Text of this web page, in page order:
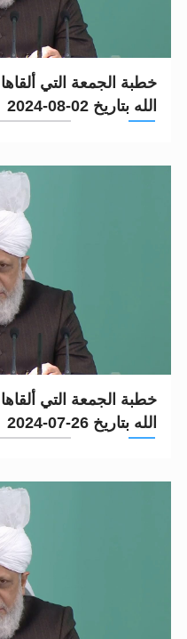
خطبة الجمعة التي
الله بتاريخ 02-08-2024
خطبة الجمعة التي
الله بتاريخ 26-07-2024